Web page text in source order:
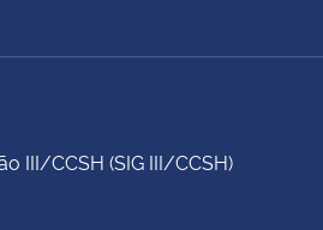
III/CCSH (SIG III/CCSH)